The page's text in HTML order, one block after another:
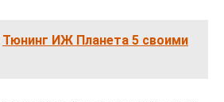
Тюнинг ИЖ Планета 5 своими